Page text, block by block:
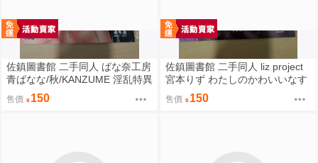
佐鎮圖書館 二手同人 ばな奈工房
青ばなな/秋/KANZUME 淫乱特異
点英霊風俗七番勝負 Fate FGO
售價 150
佐鎮圖書館 二手同人 liz project
宮本りず わたしのかわいいなす
びちゃん Fate FGO
售價 150